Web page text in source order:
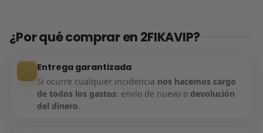
¿Por qué comprar en 2FIKAVIP?
Entrega garantizada
Si ocurre cualquier incidencia nos hacemos cargo
de todos los gastos: envío de nuevo o devolución
del dinero.